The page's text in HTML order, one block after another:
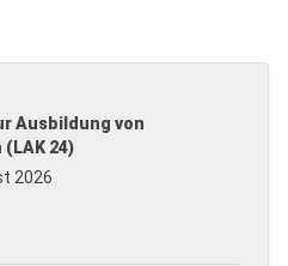
Ausbildung von
24)
2026